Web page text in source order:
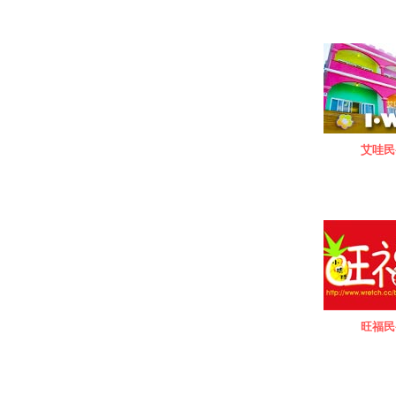
艾哇
旺福